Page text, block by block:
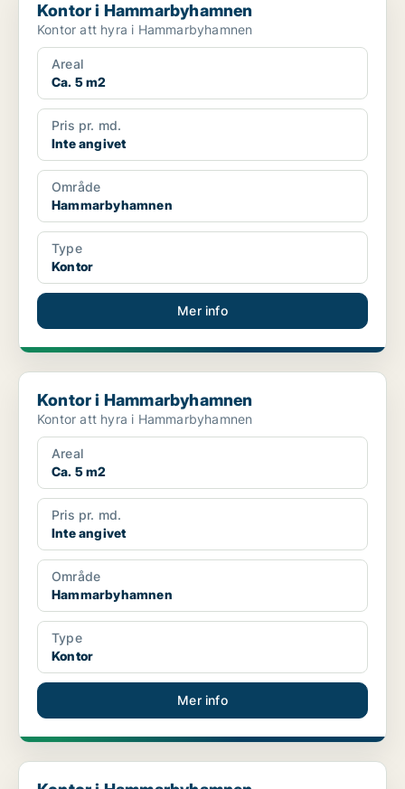
Kontor i Hammarbyhamnen
Kontor att hyra i Hammarbyhamnen
Areal
Ca. 5 m2
Pris pr. md.
Inte angivet
Område
Hammarbyhamnen
Type
Kontor
Mer info
Kontor i Hammarbyhamnen
Kontor i Hammarbyhamnen
Kontor att hyra i Hammarbyhamnen
Areal
Ca. 5 m2
Pris pr. md.
Inte angivet
Område
Hammarbyhamnen
Type
Kontor
Mer info
Kontor i Hammarbyhamnen